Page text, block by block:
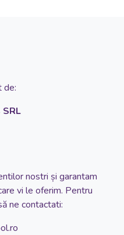
de:
nostri și garantam
vi le oferim. Pentru
ne contactati: